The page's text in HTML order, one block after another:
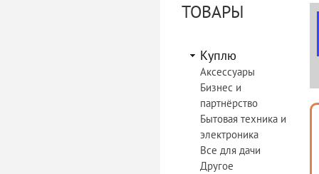
ТОВАРЫ
Куплю
Аксессуары
Бизнес и
партнёрство
Бытовая техника и
электроника
Все для дачи
Другое